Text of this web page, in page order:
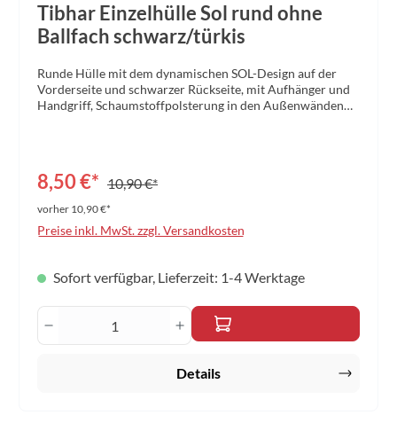
Tibhar Einzelhülle Sol rund ohne
Ballfach schwarz/türkis
Runde Hülle mit dem dynamischen SOL-Design auf der
Vorderseite und schwarzer Rückseite, mit Aufhänger und
Handgriff, Schaumstoffpolsterung in den Außenwänden
8,50 €* 10,90 €*
vorher 10,90 €*
Preise inkl. MwSt. zzgl. Versandkosten
Sofort verfügbar, Lieferzeit: 1-4 Werktage
Produkt Anzahl: Gib den gewünschten
Details